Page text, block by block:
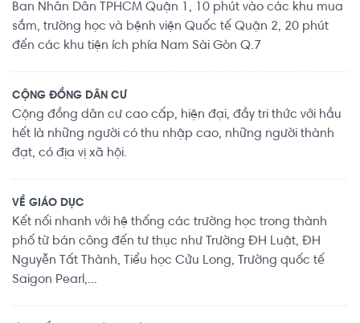
Ban Nhân Dân TPHCM Quận 1, 10 phút vào các khu mua
sắm, trường học và bệnh viện Quốc tế Quận 2, 20 phút
đến các khu tiện ích phía Nam Sài Gòn Q.7
CỘNG ĐỒNG DÂN CƯ
Cộng đồng dân cư cao cấp, hiện đại, đầy tri thức với hầu
hết là những người có thu nhập cao, những người thành
đạt, có địa vị xã hội.
VỀ GIÁO DỤC
Kết nối nhanh với hệ thống các trường học trong thành
phố từ bán công đến tư thục như Trường ĐH Luật, ĐH
Nguyễn Tất Thành, Tiểu học Cửu Long, Trường quốc tế
Saigon Pearl,...